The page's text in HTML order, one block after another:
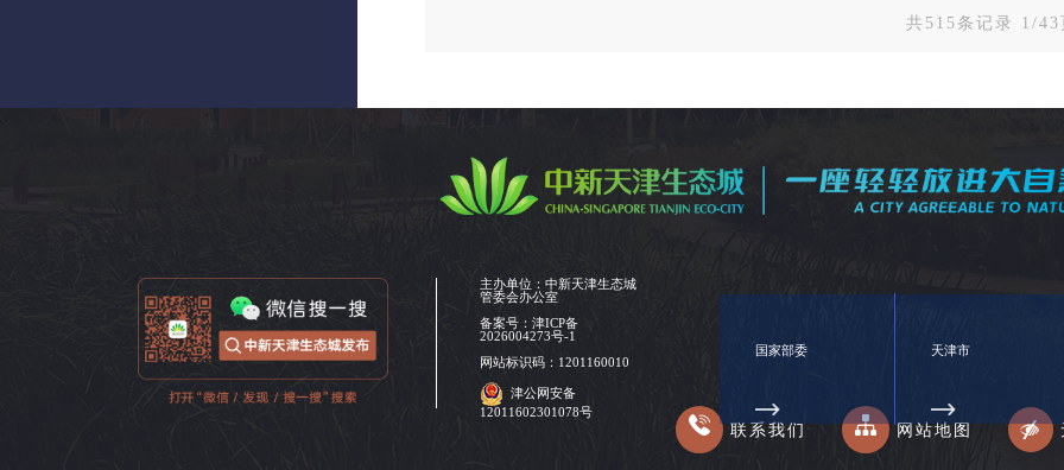
共515条记录 1/
主办单位：中新天津生态城
管委会办公室
备案号：津ICP备
2026004273号-1
网站标识码：1201160010
津公网安备
12011602301078号
联系我们 网站地图
国家部委 天津市